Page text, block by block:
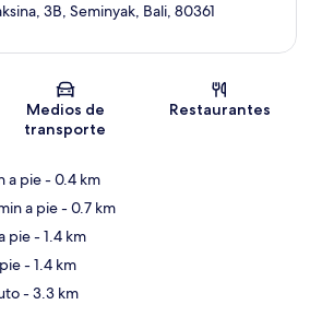
Sección del mapa
3B, Seminyak, Bali, 80361
Medios de
transporte
Restaurantes
a pie- 0.4 km
a pie- 0.7 km
pie- 1.4 km
- 1.4 km
- 3.3 km